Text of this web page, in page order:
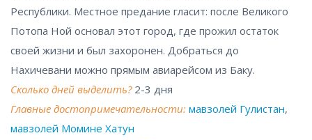
Республики. Местное предание гласит: после Великого
Потопа Ной основал этот город, где прожил остаток
своей жизни и был захоронен. Добраться до
Нахичевани можно прямым авиарейсом из Баку.
Сколько дней выделить?2-3 дня
Главные достопримечательности: мавзолей Гулистан,
мавзолей Момине Хатун